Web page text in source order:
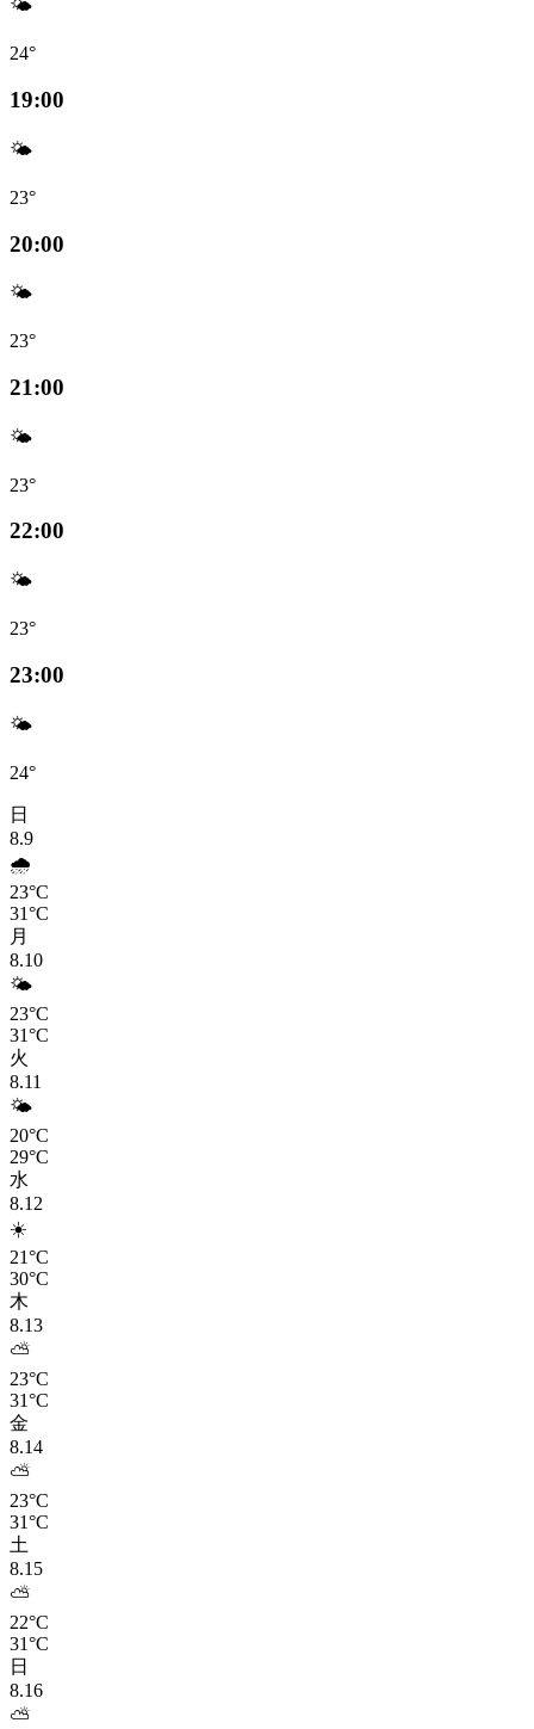
🌤️
24°
19:00
🌤️
23°
20:00
🌤️
23°
21:00
🌤️
23°
22:00
🌤️
23°
23:00
🌤️
24°
日
8.9
🌧️
23°C
31°C
月
8.10
🌤️
23°C
31°C
火
8.11
🌤️
20°C
29°C
水
8.12
☀️
21°C
30°C
木
8.13
⛅
23°C
31°C
金
8.14
⛅
23°C
31°C
土
8.15
⛅
22°C
31°C
日
8.16
⛅